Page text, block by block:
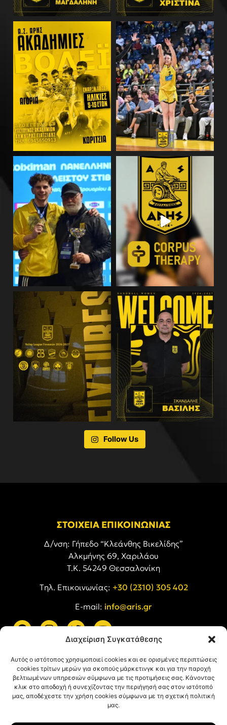
Διαχείριση Συγκατάθεσης
Αυτός ο ιστότοπος χρησιμοποιεί cookies και σε ορισμένες περιπτώσεις
cookies τρίτων μερών για σκοπούς μάρκετινγκ και για την παροχή
βελτιωμένων υπηρεσιών σύμφωνα με τις προτιμήσεις σας. Κάνοντας
κλικ στο αποδοχή ή συνεχίζοντας την περιήγησή σας στον ιστότοπό
μας, αποδέχεστε την χρήση cookies σύμφωνα με τη σχετική πολιτική
μας.
Follow Us
ΣΤΟΙΧΕΙΑ ΕΠΙΚΟΙΝΩΝΙΑΣ
Δ/νση: Γήπεδο “Κλεάνθης Βικελίδης”
Αλκμήνης 69, Χαριλάου
Τ.Κ. 54249 Θεσσαλονίκη
Tηλ. Επικοινωνίας: +30 (2310) 305 402
E-mail: info@aris.gr